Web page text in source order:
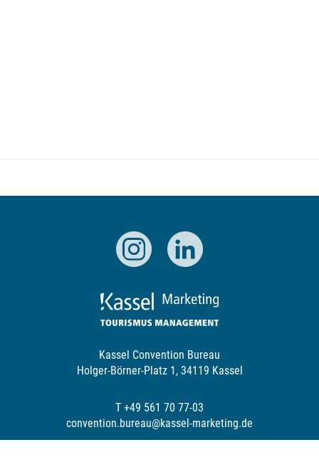
Kassel Convention Bureau
Holger-Börner-Platz 1, 34119 Kassel
T +49 561 70 77-03
convention.bureau@kassel-marketing.de